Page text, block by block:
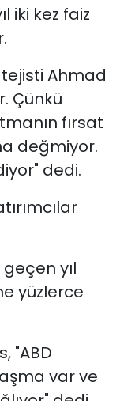
iki kez faiz
Ahmad
Çünkü
fırsat
değmiyor.
dedi.
yıl
yüzlerce
"ABD
var ve